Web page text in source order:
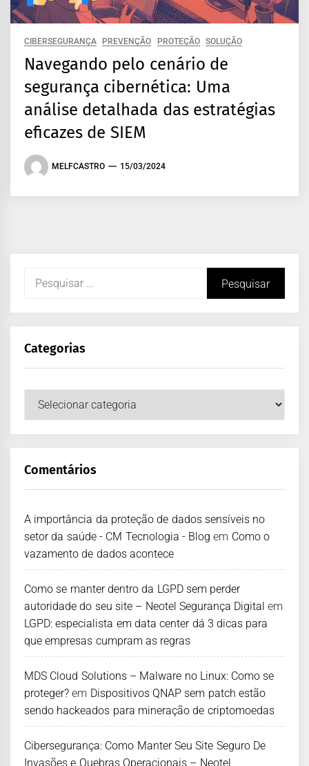
CIBERSEGURANÇA PREVENÇÃO PROTEÇÃO SOLUÇÃO
Navegando pelo cenário de
segurança cibernética: Uma
análise detalhada das estratégias
eficazes de SIEM
MELFCASTRO 15/03/2024
Categorias
Comentários
A importância da proteção de dados sensíveis no
setor da saúde - CM Tecnologia - Blog em Como o
vazamento de dados acontece
Como se manter dentro da LGPD sem perder
autoridade do seu site – Neotel Segurança Digital em
LGPD: especialista em data center dá 3 dicas para
que empresas cumpram as regras
MDS Cloud Solutions – Malware no Linux: Como se
proteger? em Dispositivos QNAP sem patch estão
sendo hackeados para mineração de criptomoedas
Cibersegurança: Como Manter Seu Site Seguro De
Invasões e Quebras Operacionais – Neotel